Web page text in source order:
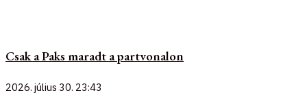
Csak a Paks maradt a partvonalon
2026. július 30. 23:43